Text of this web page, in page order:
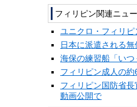
フィリピン関連ニュ
ユニクロ・フィリ
日本に派遣される
海保の練習船「い
フィリピン成人の
フィリピン国防省
動画公開で